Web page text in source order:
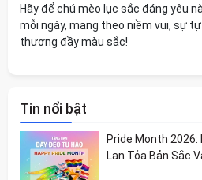
Hãy để chú mèo lục sắc đáng yêu
mỗi ngày, mang theo niềm vui, sự
thương đầy màu sắc!
Tin nổi bật
Pride Month
Lan Tỏa Bản Sắc